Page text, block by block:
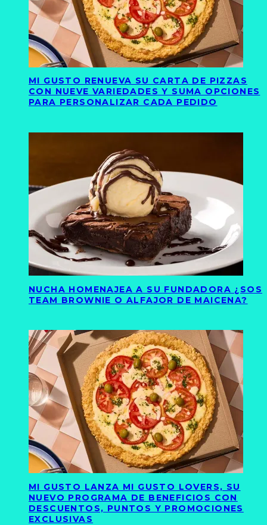
MI GUSTO RENUEVA SU CARTA DE PIZZAS
CON NUEVE VARIEDADES Y SUMA OPCIONES
PARA PERSONALIZAR CADA PEDIDO
NUCHA HOMENAJEA A SU FUNDADORA ¿SOS
TEAM BROWNIE O ALFAJOR DE MAICENA?
MI GUSTO LANZA MI GUSTO LOVERS, SU
NUEVO PROGRAMA DE BENEFICIOS CON
DESCUENTOS, PUNTOS Y PROMOCIONES
EXCLUSIVAS